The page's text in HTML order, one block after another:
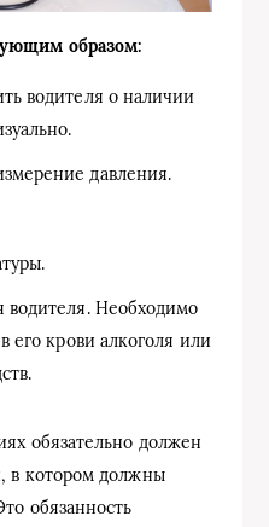
образом:
водителя о наличии
давления.
водителя. Необходимо
его крови алкоголя или
обязательно должен
в котором должны
обязанность